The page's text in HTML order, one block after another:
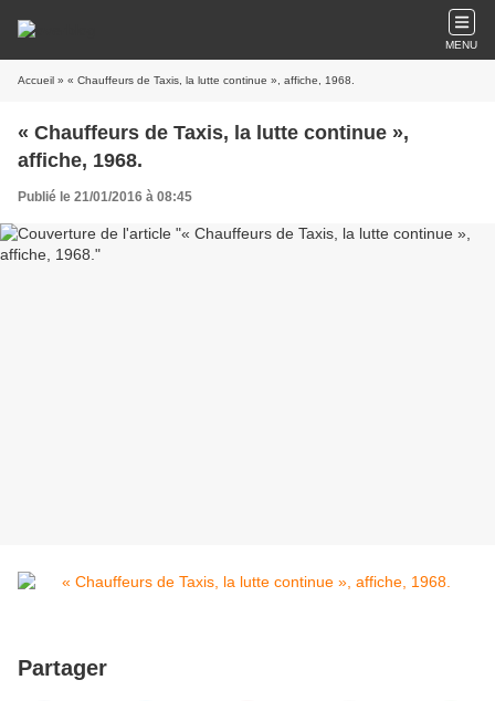
MENU
Accueil » « Chauffeurs de Taxis, la lutte continue », affiche, 1968.
« Chauffeurs de Taxis, la lutte continue »,
affiche, 1968.
Publié le 21/01/2016 à 08:45
Partager